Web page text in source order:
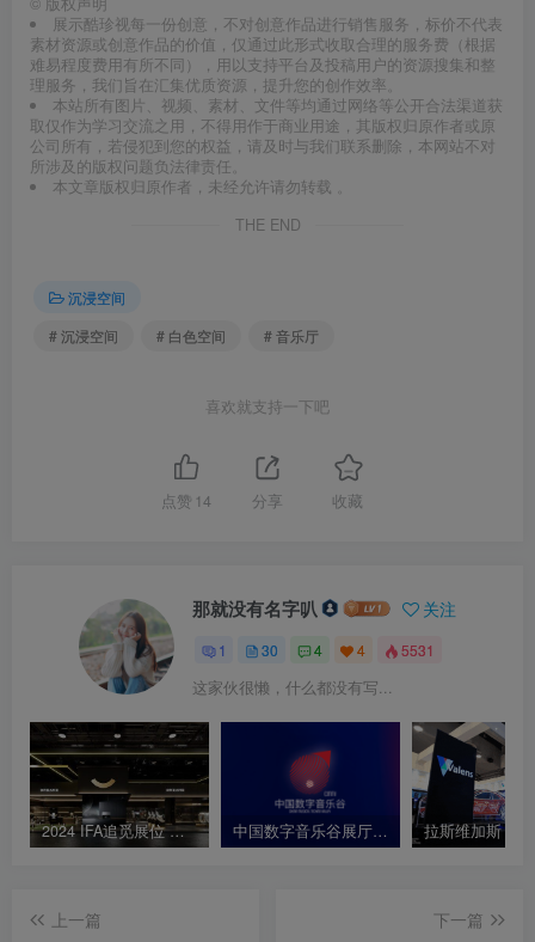
展示酷珍视每一份创意，不对创意作品进行销售服务，标价不代表
素材资源或创意作品的价值，仅通过此形式收取合理的服务费（根据
难易程度费用有所不同），用以支持平台及投稿用户的资源搜集和整
理服务，我们旨在汇集优质资源，提升您的创作效率。
本站所有图片、视频、素材、文件等均通过网络等公开合法渠道获
取仅作为学习交流之用，不得用作于商业用途，其版权归原作者或原
公司所有，若侵犯到您的权益，请及时与我们联系删除，本网站不对
所涉及的版权问题负法律责任。
本文章版权归原作者，未经允许请勿转载 。
THE END
沉浸空间
# 沉浸空间
# 白色空间 # 音乐厅
喜欢就支持一下吧
点赞 14 分享 收藏
那就没有名字叭 关注
1 30 4 4 5531
这家伙很懒，什么都没有写...
2024 IFA追觅展位 设计效果图 中国数字音乐谷展厅方案
上一篇
下一篇